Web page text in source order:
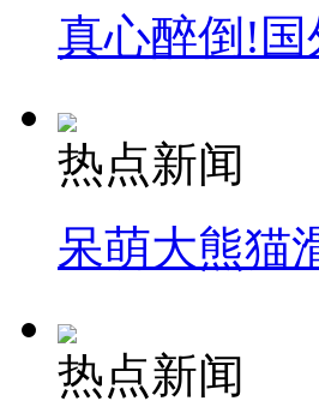
真心醉倒!
热点新闻
呆萌大熊猫
热点新闻